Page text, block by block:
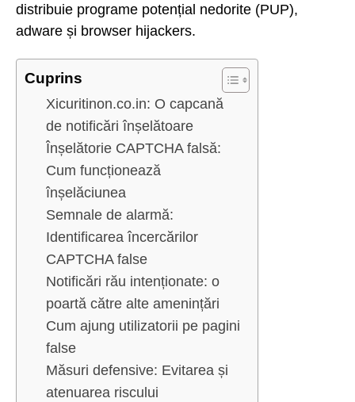
distribuie programe potențial nedorite (PUP),
adware și browser hijackers.
Cuprins
Xicuritinon.co.in: O capcană
de notificări înșelătoare
Înșelătorie CAPTCHA falsă:
Cum funcționează
înșelăciunea
Semnale de alarmă:
Identificarea încercărilor
CAPTCHA false
Notificări rău intenționate: o
poartă către alte amenințări
Cum ajung utilizatorii pe pagini
false
Măsuri defensive: Evitarea și
atenuarea riscului